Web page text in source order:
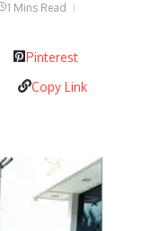
1 Mins Read
Pinterest
Copy Link